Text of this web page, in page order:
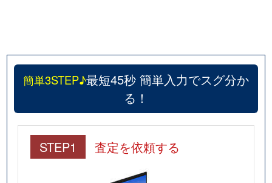
簡単3STEP♪最短45秒 簡単入力でスグ分か
る！
STEP1 査定を依頼する